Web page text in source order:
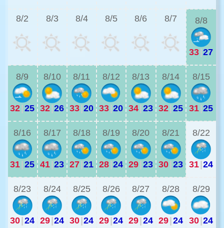
8/2 8/3 8/4 8/5 8/6 8/7 8/8
33|27
8/9
32|25
8/10
32|26
8/11
33|20
8/12
33|20
8/13
34|23
8/14
32|25
8/15
31|25
8/16
31|25
8/17
41|23
8/18
27|21
8/19
28|24
8/20
29|23
8/21
30|23
8/22
31|24
8/23
30|24
8/24
29|24
8/25
30|24
8/26
29|24
8/27
29|24
8/28
29|24
8/29
30|24